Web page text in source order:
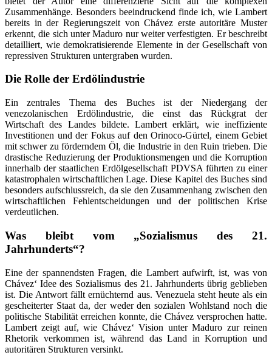
Zusammenhänge. Besonders beeindruckend finde ich, wie Lambert
bereits in der Regierungszeit von Chávez erste autoritäre Muster
erkennt, die sich unter Maduro nur weiter verfestigten. Er beschreibt
detailliert, wie demokratisierende Elemente in der Gesellschaft von
repressiven Strukturen untergraben wurden.
Die Rolle der Erdölindustrie
Ein zentrales Thema des Buches ist der Niedergang der
venezolanischen Erdölindustrie, die einst das Rückgrat der
Wirtschaft des Landes bildete. Lambert erklärt, wie ineffiziente
Investitionen und der Fokus auf den Orinoco-Gürtel, einem Gebiet
mit schwer zu förderndem Öl, die Industrie in den Ruin trieben. Die
drastische Reduzierung der Produktionsmengen und die Korruption
innerhalb der staatlichen Erdölgesellschaft PDVSA führten zu einer
katastrophalen wirtschaftlichen Lage. Diese Kapitel des Buches sind
besonders aufschlussreich, da sie den Zusammenhang zwischen den
wirtschaftlichen Fehlentscheidungen und der politischen Krise
verdeutlichen.
Was bleibt vom „Sozialismus des 21.
Jahrhunderts“?
Eine der spannendsten Fragen, die Lambert aufwirft, ist, was von
Chávez‘ Idee des Sozialismus des 21. Jahrhunderts übrig geblieben
ist. Die Antwort fällt ernüchternd aus. Venezuela steht heute als ein
gescheiterter Staat da, der weder den sozialen Wohlstand noch die
politische Stabilität erreichen konnte, die Chávez versprochen hatte.
Lambert zeigt auf, wie Chávez‘ Vision unter Maduro zur reinen
Rhetorik verkommen ist, während das Land in Korruption und
autoritären Strukturen versinkt.